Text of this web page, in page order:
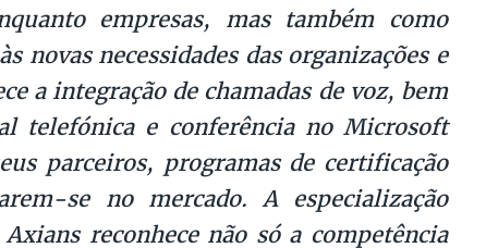
empresas, mas também como
novas necessidades das organizações e
a integração de chamadas de voz, bem
telefónica e conferência no Microsoft
parceiros, programas de certificação
se no mercado. A especialização
reconhece não só a competência